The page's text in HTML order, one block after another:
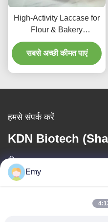
High-Activity Laccase for
Flour & Bakery
Improvement
सबसे अच्छी कीमत पाएं
हमसे संपर्क करें
KDN Biotech
ईमेल
Emy